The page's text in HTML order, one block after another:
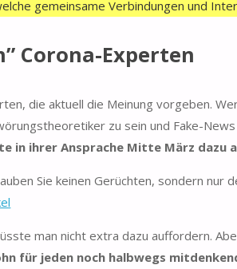
gemeinsame Verbindungen und
Corona-Experten
die aktuell die Meinung vorgeben.
zu sein und Fake-
in ihrer Ansprache Mitte März dazu
Sie keinen Gerüchten, sondern nur
man nicht extra dazu auffordern.
für jeden noch halbwegs